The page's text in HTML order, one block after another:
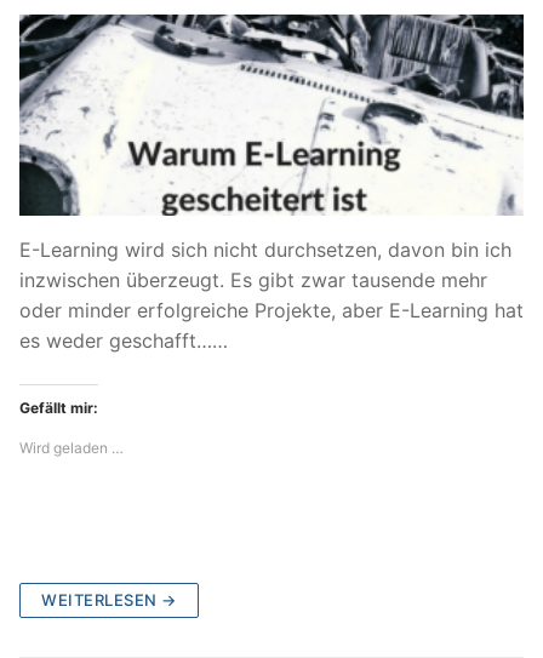
E-Learning wird sich nicht durchsetzen, davon bin ich
inzwischen überzeugt. Es gibt zwar tausende mehr
oder minder erfolgreiche Projekte, aber E-Learning hat
es weder geschafft……
Gefällt mir:
Wird geladen …
WEITERLESEN →